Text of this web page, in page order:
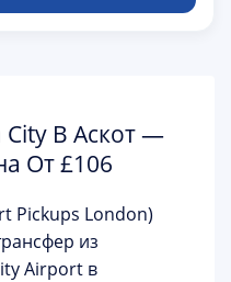
City В Аскот —
От £106
Pickups London)
из
Airport в